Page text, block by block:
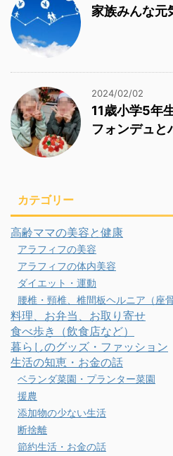
家族みんな元
2024/02/02
11歳小学5年
フォンデュと
カテゴリー
高齢ママの美容と健康
アラフィフの美容
アラフィフの体内美容
ダイエット・運動
腰椎・頸椎、椎間板ヘルニア（座
料理、お弁当、お取り寄せ
食べ歩き（飲食店など）
暮らしのグッズ・ファッション
生活の知恵・お金の話
ベランダ菜園・プランター菜園
援農
添加物の少ない生活
断捨離
節約生活・お金の話